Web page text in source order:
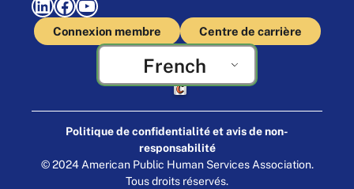
LinkedIn Facebook YouTube
Connexion membre Centre de carrière
French
Fabriqué par Cornershop Creative
Politique de confidentialité et avis de non-
responsabilité
© 2024 American Public Human Services Association.
Tous droits réservés.